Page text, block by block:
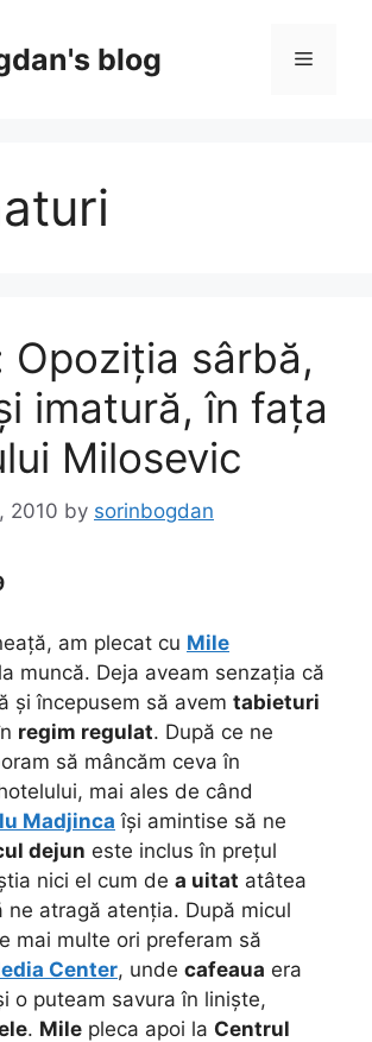
blog Menu
Opoziția sârbă,
imatură, în fața
Milosevic
2010 by sorinbogdan
am plecat cu Mile
la muncă. Deja aveam senzația că
și începusem să avem tabieturi
regim regulat. După ce ne
să mâncăm ceva în
mai ales de când
Madjinca își amintise să ne
dejun este inclus în prețul
nici el cum de a uitat atâtea
ne atragă atenția. După micul
mai multe ori preferam să
Center, unde cafeaua era
o puteam savura în liniște,
. Mile pleca apoi la Centrul